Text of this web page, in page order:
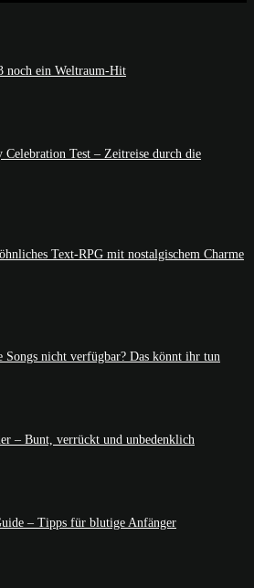
noch ein Weltraum-Hit
Test – Zeitreise durch die
Text-RPG mit nostalgischem Charme
Songs nicht verfügbar? Das könnt ihr tun
– Bunt, verrückt und unbedenklich
– Tipps für blutige Anfänger